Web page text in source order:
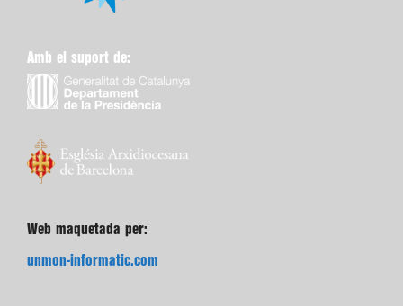
Amb el suport de:
Web maquetada per:
unmon-informatic.com